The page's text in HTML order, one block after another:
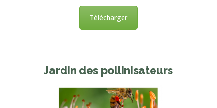
Télécharger
Jardin des pollinisateurs